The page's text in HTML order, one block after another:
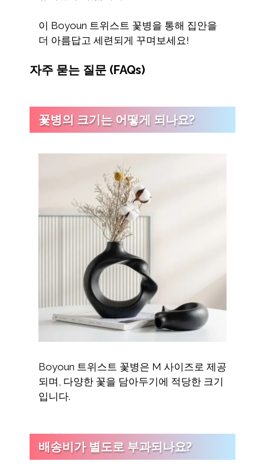
이 Boyoun 트위스트 꽃병을 통해 집안을
더 아름답고 세련되게 꾸며보세요!
자주 묻는 질문 (FAQs)
꽃병의 크기는 어떻게 되나요?
Boyoun 트위스트 꽃병은 M 사이즈로 제공
되며, 다양한 꽃을 담아두기에 적당한 크기
입니다.
배송비가 별도로 부과되나요?